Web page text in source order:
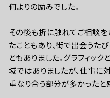
何よりの励みでした。
その後も折に触れてご相談を
たこともあり、街で出会うた
ともありました。グラフィッ
域ではありましたが、仕事に
重なり合う部分が多かったと